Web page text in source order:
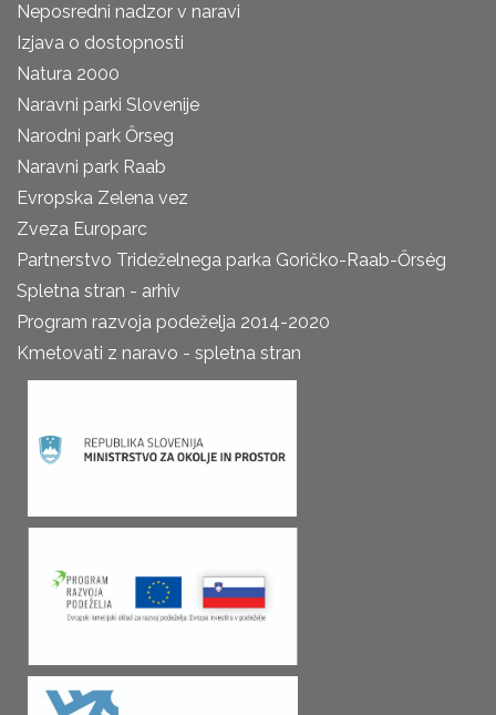
Neposredni nadzor v naravi
Izjava o dostopnosti
Natura 2000
Naravni parki Slovenije
Narodni park Őrseg
Naravni park Raab
Evropska Zelena vez
Zveza Europarc
Partnerstvo Trideželnega parka Goričko-Raab-Őrség
Spletna stran - arhiv
Program razvoja podeželja 2014-2020
Kmetovati z naravo - spletna stran